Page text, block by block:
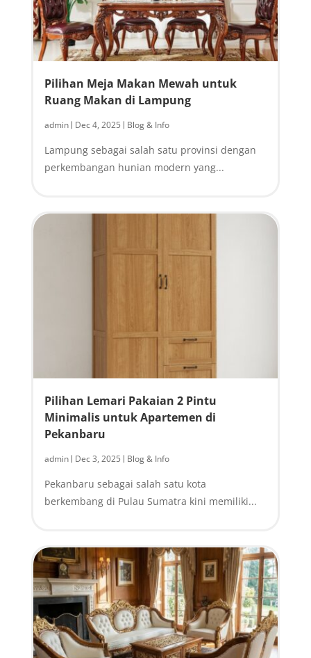
Pilihan Meja Makan Mewah untuk
Ruang Makan di Lampung
admin | Dec 4, 2025 | Blog & Info
Lampung sebagai salah satu provinsi dengan
perkembangan hunian modern yang...
Pilihan Lemari Pakaian 2 Pintu
Minimalis untuk Apartemen di
Pekanbaru
admin | Dec 3, 2025 | Blog & Info
Pekanbaru sebagai salah satu kota
berkembang di Pulau Sumatra kini memiliki...